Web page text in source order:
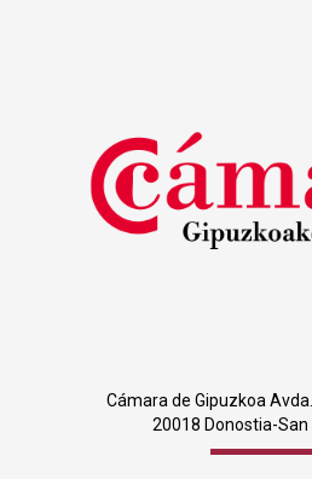
Cámara de Gipuzkoa
20018 Donostia-